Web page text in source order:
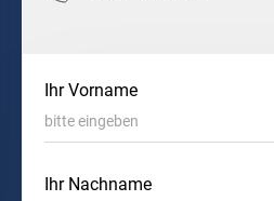
Ihr Vorname
Ihr Nachname